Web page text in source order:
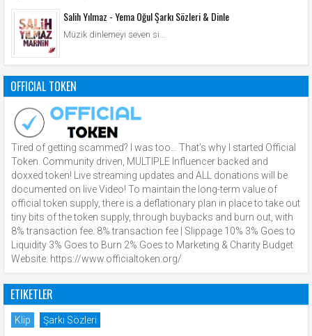
Salih Yılmaz - Yema Oğul Şarkı Sözleri & Dinle
Müzik dinlemeyi seven si...
OFFICIAL TOKEN
Tired of getting scammed? I was too… That’s why I started Official
Token. Community driven, MULTIPLE Influencer backed and
doxxed token! Live streaming updates and ALL donations will be
documented on live Video! To maintain the long-term value of
official token supply, there is a deflationary plan in place to take out
tiny bits of the token supply, through buybacks and burn out, with
8% transaction fee. 8% transaction fee | Slippage 10% 3% Goes to
Liquidity 3% Goes to Burn 2% Goes to Marketing & Charity Budget
Website: https://www.officialtoken.org/
ETIKETLER
Klip Şarkı Sözleri